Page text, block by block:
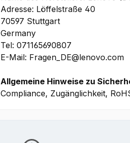
Adresse: Löffelstraße 40
70597 Stuttgart
Germany
Tel: 071165690807
E-Mail: Fragen_DE@lenovo.com
Allgemeine Hinweise zu
Compliance, Zugänglichkeit,